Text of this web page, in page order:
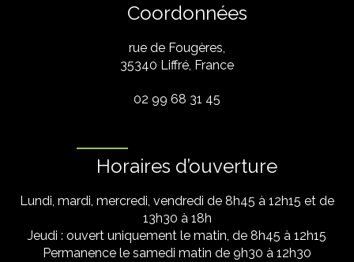
Coordonnées
rue de Fougères,
35340 Liffré, France
02 99 68 31 45
Horaires d’ouverture
Lundi, mardi, mercredi, vendredi de 8h45 à 12h15 et de
13h30 à 18h
Jeudi : ouvert uniquement le matin, de 8h45 à 12h15
Permanence le samedi matin de 9h30 à 12h30